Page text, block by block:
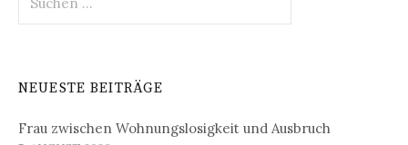
nach:
NEUESTE BEITRÄGE
Frau zwischen Wohnungslosigkeit und Ausbruch